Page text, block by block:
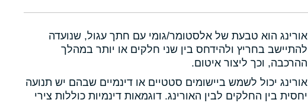
אורינג הוא טבעת של אלסטומר/גומי עם חתך עגול, שנועדה
להתיישב בחריץ ולהידחס בין שני חלקים או יותר במהלך
ההרכבה, וכך ליצור איטום.
אורינג יכול לשמש ביישומים סטטיים או דינמיים שבהם יש תנועה
יחסית בין החלקים לבין האורינג. דוגמאות דינמיות כוללות צירי